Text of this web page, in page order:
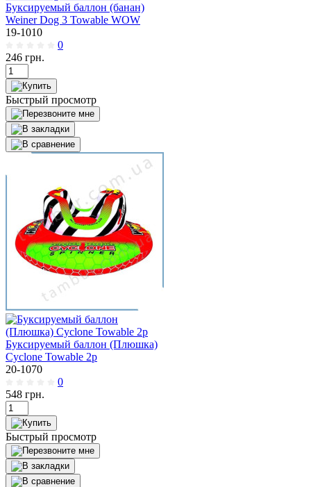
Буксируемый баллон (банан)
Weiner Dog 3 Towable WOW
19-1010
0
246 грн.
Быстрый просмотр
Буксируемый баллон (Плюшка)
Cyclone Towable 2p
20-1070
0
548 грн.
Быстрый просмотр